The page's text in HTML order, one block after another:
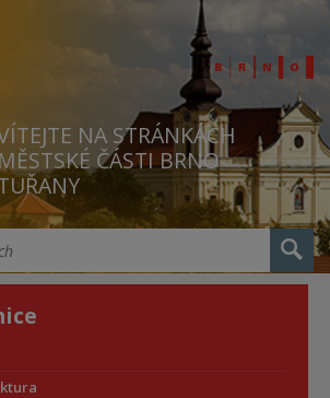
NA STRÁNKÁCH
MĚSTSKÉ ČÁSTI BRNO